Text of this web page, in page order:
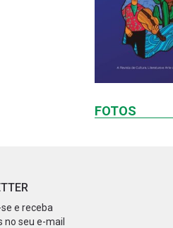
FOTOS
e receba
no seu e-mail